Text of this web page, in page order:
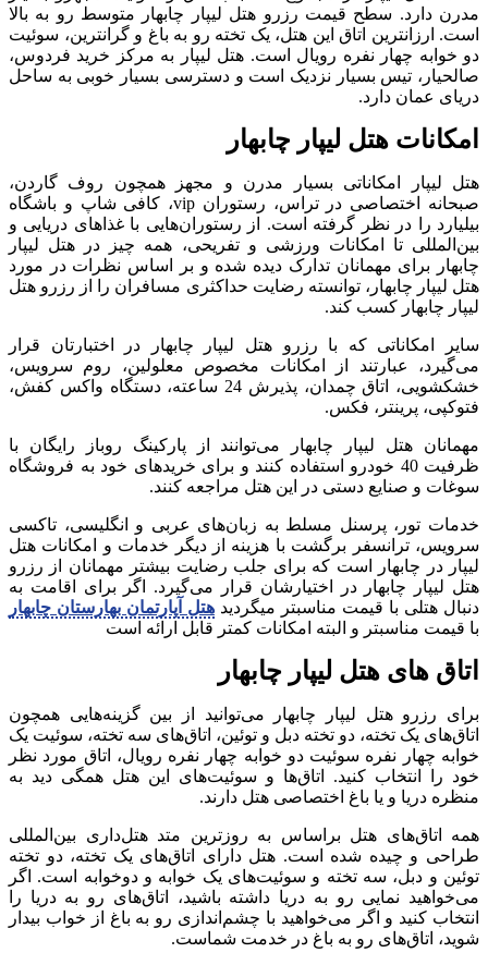
مدرن دارد. سطح قیمت رزرو هتل لیپار چابهار متوسط رو به بالا
است. ارزانترین اتاق این هتل، یک تخته رو به باغ و گرانترین،‌ سوئیت
دو خوابه چهار نفره رویال است. هتل لیپار به مرکز خرید فردوس،
صالحیار، تیس بسیار نزدیک است و دسترسی بسیار خوبی به ساحل
دریای عمان دارد.
امکانات هتل لیپار چابهار
هتل لیپار امکاناتی بسیار مدرن و مجهز همچون روف گاردن،
صبحانه اختصاصی در تراس، رستوران vip، کافی شاپ و باشگاه
بیلیارد را در نظر گرفته است. از رستوران‌هایی با غذاهای دریایی و
بین‌المللی تا امکانات ورزشی و تفریحی، همه چیز در هتل لیپار
چابهار برای مهمانان تدارک دیده شده و بر اساس نظرات در مورد
هتل لیپار چابهار، توانسته رضایت حداکثری مسافران را از رزرو هتل
لیپار چابهار کسب کند.
سایر امکاناتی که با رزرو هتل لیپار چابهار در اختبارتان قرار
می‌گیرد، عبارتند از امکانات مخصوص معلولین، روم سرویس،
خشکشویی، اتاق چمدان، پذیرش 24 ساعته، دستگاه واکس کفش،
فتوکپی، پرینتر، فکس.
مهمانان هتل لیپار چابهار می‌توانند از پارکینگ روباز رایگان با
ظرفیت 40 خودرو استفاده کنند و برای خریدهای خود به فروشگاه
سوغات و صنایع دستی در این هتل مراجعه کنند.
خدمات تور، پرسنل مسلط به زبان‌های عربی و انگلیسی، تاکسی
سرویس، ترانسفر برگشت با هزینه از دیگر خدمات و امکانات هتل
لیپار در چابهار است که برای جلب رضایت بیشتر مهمانان از رزرو
هتل لیپار چابهار در اختیارشان قرار می‌گیرد. اگر برای اقامت به
دنبال هتلی با قیمت مناسبتر میگردید هتل آپارتمان بهارستان چابهار
با قیمت مناسبتر و البته امکانات کمتر قابل ارائه است
اتاق‌ های هتل لیپار چابهار
برای رزرو هتل لیپار چابهار می‌توانید از بین گزینه‌هایی همچون
اتاق‌های یک تخته،‌ دو تخته دبل و توئین، اتاق‌های سه تخته، سوئیت یک
خوابه چهار نفره سوئیت دو خوابه چهار نفره رویال، اتاق مورد نظر
خود را انتخاب کنید. اتاق‌ها و سوئیت‌های این هتل همگی دید به
منظره دریا و یا باغ اختصاصی هتل دارند.
همه اتاق‌های هتل براساس به روزترین متد هتل‌داری بین‌المللی
طراحی و چیده شده است. هتل دارای اتاق‌های یک تخته، دو تخته
توئین و دبل، سه تخته و سوئیت‌های یک خوابه و دوخوابه است. اگر
می‌خواهید نمایی رو به دریا داشته باشید، اتاق‌های رو به دریا را
انتخاب کنید و اگر می‌خواهید با چشم‌اندازی رو به باغ از خواب بیدار
شوید، اتاق‌های رو به باغ در خدمت شماست.